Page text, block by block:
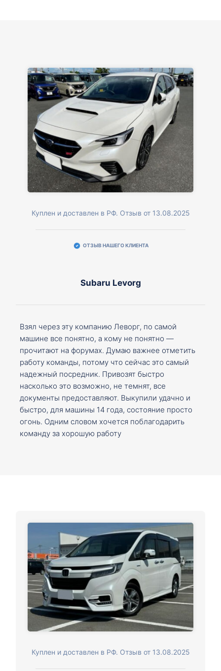
Куплен и доставлен в РФ. Отзыв от 13.08.2025
ОТЗЫВ НАШЕГО КЛИЕНТА
Subaru Levorg
Взял через эту компанию Леворг, по самой
машине все понятно, а кому не понятно —
прочитают на форумах. Думаю важнее отметить
работу команды, потому что сейчас это самый
надежный посредник. Привозят быстро
насколько это возможно, не темнят, все
документы предоставляют. Выкупили удачно и
быстро, для машины 14 года, состояние просто
огонь. Одним словом хочется поблагодарить
команду за хорошую работу
Куплен и доставлен в РФ. Отзыв от 13.08.2025